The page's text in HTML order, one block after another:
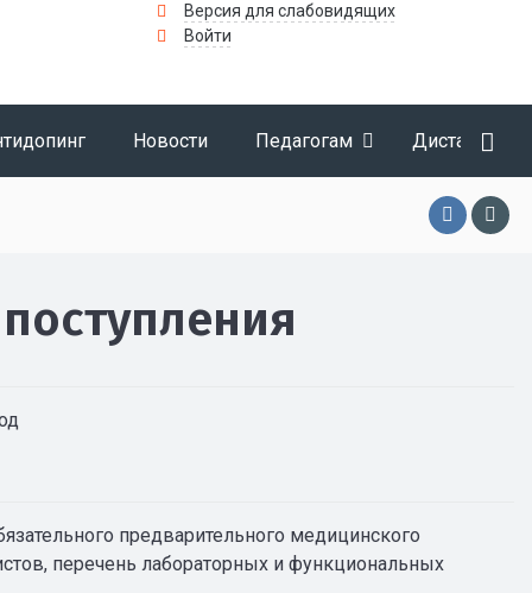
Версия для слабовидящих
Войти
Новости Педагогам
предварительного медицинского
перечень лабораторных и функциональных